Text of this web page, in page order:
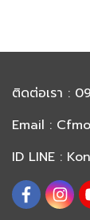
ติดต่อเรา :
Email :
ID LINE :